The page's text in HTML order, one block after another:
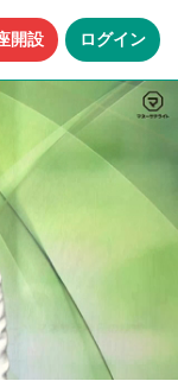
開設 ログイン